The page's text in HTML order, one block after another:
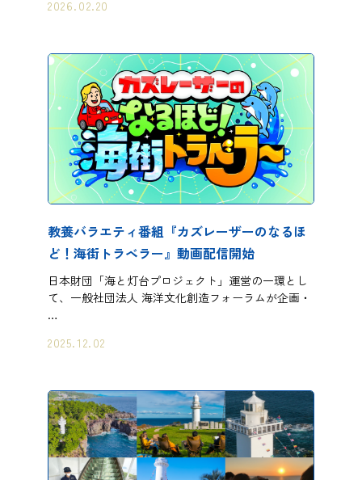
2026.02.20
教養バラエティ番組『カズレーザーのなるほ
ど！海街トラベラー』動画配信開始
日本財団「海と灯台プロジェクト」運営の一環とし
て、一般社団法人 海洋文化創造フォーラムが企画・
…
2025.12.02